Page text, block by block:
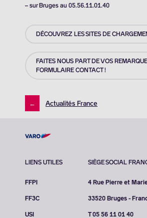
– sur Bruges au 05.56.11.01.40
DÉCOUVREZ LES SITES DE
FAITES NOUS PART DE VOS
FORMULAIRE CONTACT !
← Actualités France
LIENS UTILES
FFPI
FF3C
USI
SIÈGE SOCIAL
4 Rue Pierre et
33520 Bruges -
T 05 56 11 01 40